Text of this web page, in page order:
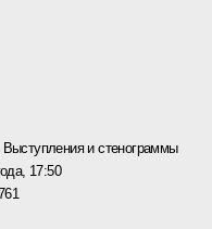
Выступления и стенограммы
17:50